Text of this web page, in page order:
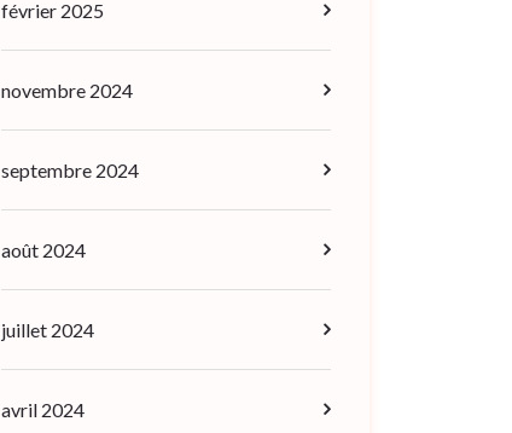
février 2025
novembre 2024
septembre 2024
août 2024
juillet 2024
avril 2024